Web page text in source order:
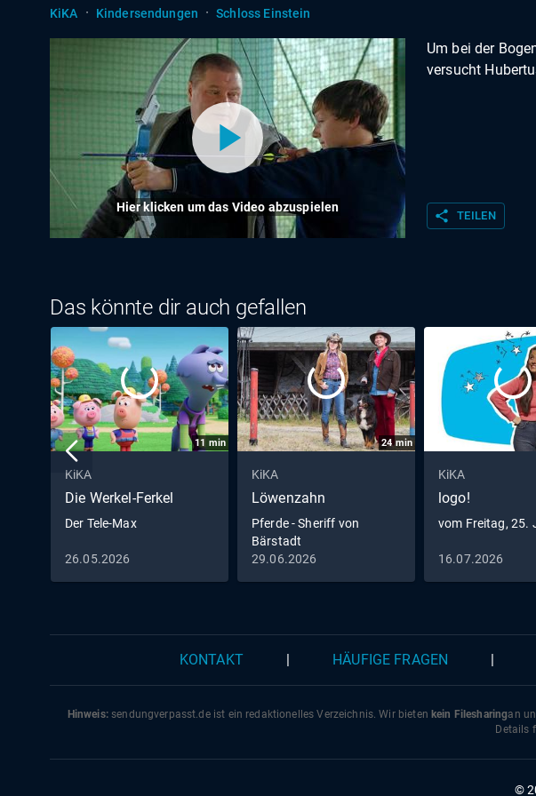
KiKA · Kindersendungen · Schloss Einstein
Hier klicken um das Video abzuspielen
Um bei der
versucht
share TEILEN
Das könnte dir auch gefallen
11 min
KiKA
Die Werkel-Ferkel
Der Tele-Max
26.05.2026
24min
KiKA
Löwenzahn
Pferde - Sheriff von
Bärstadt
29.06.2026
KiKA
logo!
vom Freitag, 25.
16.07.2026
KONTAKT HÄUFIGE FRAGEN
Hinweis:sendungverpasst.deist ein redaktionelles Verzeichnis. Wir bieten kein Filesharingan
Details
©